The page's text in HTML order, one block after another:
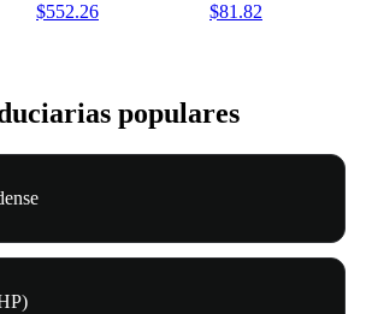
$552.26 $81.82
populares